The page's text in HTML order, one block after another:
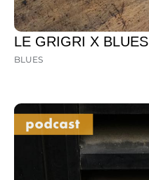
LE GRIGRI X BLUES
BLUES